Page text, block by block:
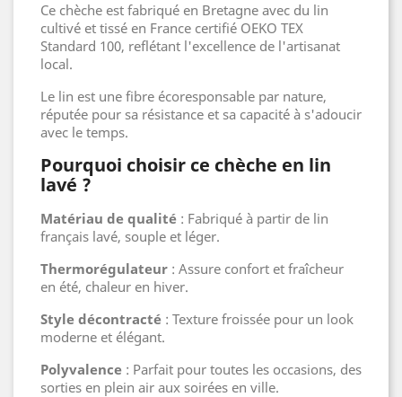
Ce chèche est fabriqué en Bretagne avec du lin
cultivé et tissé en France certifié OEKO TEX
Standard 100, reflétant l'excellence de l'artisanat
local.
Le lin est une fibre écoresponsable par nature,
réputée pour sa résistance et sa capacité à s'adoucir
avec le temps.
Pourquoi choisir ce chèche en lin
lavé ?
Matériau de qualité : Fabriqué à partir de lin
français lavé, souple et léger.
Thermorégulateur : Assure confort et fraîcheur
en été, chaleur en hiver.
Style décontracté : Texture froissée pour un look
moderne et élégant.
Polyvalence : Parfait pour toutes les occasions, des
sorties en plein air aux soirées en ville.